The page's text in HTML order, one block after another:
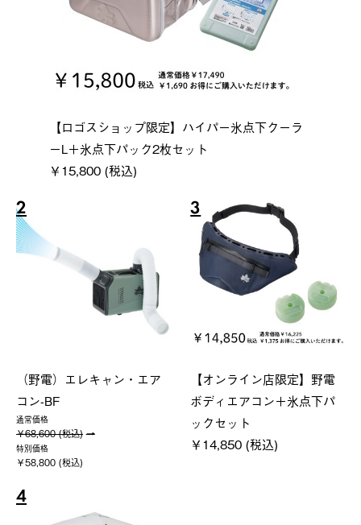
【ロゴスショップ限定】ハイパー氷点下クーラ
ーL＋氷点下パック2枚セット
￥15,800 (税込)
2
（野電）エレキャン・エア
コン-BF
通常価格
￥68,600 (税込)
特別価格
￥58,800 (税込)
3
【オンライン店限定】野電
ボディエアコン＋氷点下パ
ックセット
￥14,850 (税込)
4